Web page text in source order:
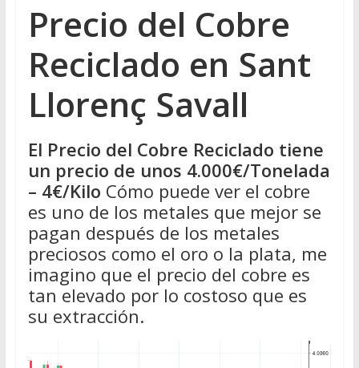
Precio del Cobre
Reciclado en Sant
Llorenç Savall
El Precio del Cobre Reciclado tiene
un precio de unos 4.000€/Tonelada
– 4€/Kilo Cómo puede ver el cobre
es uno de los metales que mejor se
pagan después de los metales
preciosos como el oro o la plata, me
imagino que el precio del cobre es
tan elevado por lo costoso que es
su extracción.